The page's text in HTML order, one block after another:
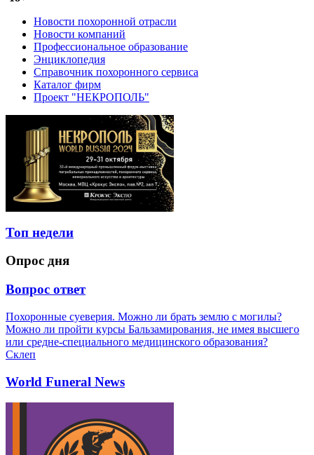
Новости похоронной отрасли
Новости компаний
Профессиональное образование
Энциклопедия
Справочник похоронного сервиса
Каталог фирм
Проект "НЕКРОПОЛЬ"
Топ недели
Опрос дня
Вопрос ответ
Похоронные суеверия. Можно ли брать землю с могилы?
Можно ли пройти курсы Бальзамирования, не имея высшего
или средне-специального медицинского образования?
Склеп
World Funeral News